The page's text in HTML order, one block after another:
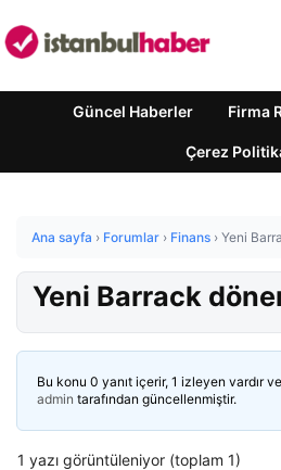
Güncel Haberler Firma
Çerez
Ana sayfa › Forumlar › Finans › Yeni
Yeni Barrack
Bu konu 0 yanıt içerir, 1 izleyen vardır
admin tarafından güncellenmiştir.
1 yazı görüntüleniyor (toplam 1)